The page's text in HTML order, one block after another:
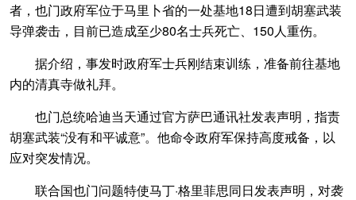
者，也门政府军位于马里卜省的一处基地18日遭到胡塞武装
导弹袭击，目前已造成至少80名士兵死亡、150人重伤。
据介绍，事发时政府军士兵刚结束训练，准备前往基地
内的清真寺做礼拜。
也门总统哈迪当天通过官方萨巴通讯社发表声明，指责
胡塞武装“没有和平诚意”。他命令政府军保持高度戒备，以
应对突发情况。
联合国也门问题特使马丁·格里菲思同日发表声明，对袭